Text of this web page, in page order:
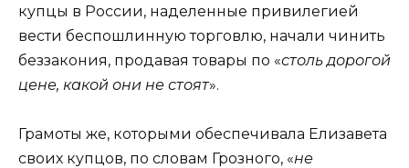
купцы в России, наделенные привилегией
вести беспошлинную торговлю, начали чинить
беззакония, продавая товары по «столь дорогой
цене, какой они не стоят».
Грамоты же, которыми обеспечивала Елизавета
своих купцов, по словам Грозного, «не